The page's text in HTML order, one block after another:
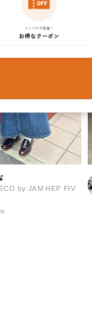
by JAM HEP FIV